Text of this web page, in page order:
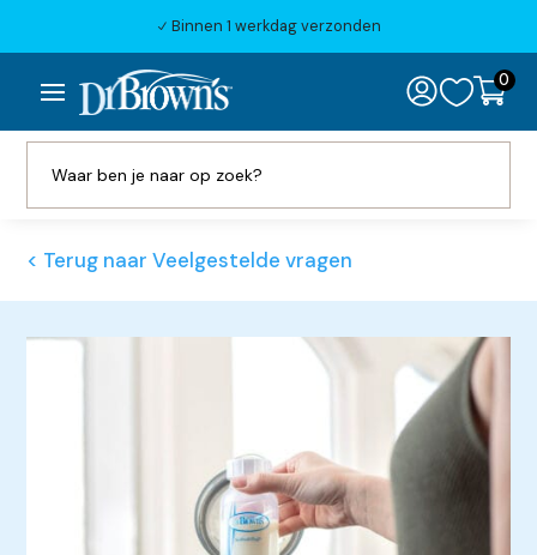
N Binnen 1 werkdag verzonden
 0
< Terug naar Veelgestelde vragen